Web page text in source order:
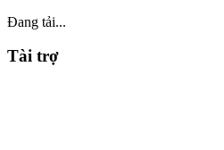
Đang tải...
Tài trợ